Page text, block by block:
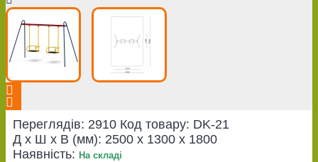
Переглядів: 2910 Код товару: DK-21
Д x Ш x В (мм): 2500 x 1300 x 1800
Наявність: На складі